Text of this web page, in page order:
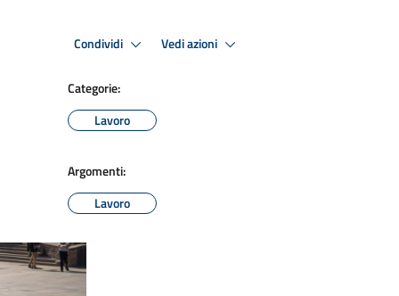
Condividi Vedi azioni
Categorie:
Lavoro
Argomenti:
Lavoro